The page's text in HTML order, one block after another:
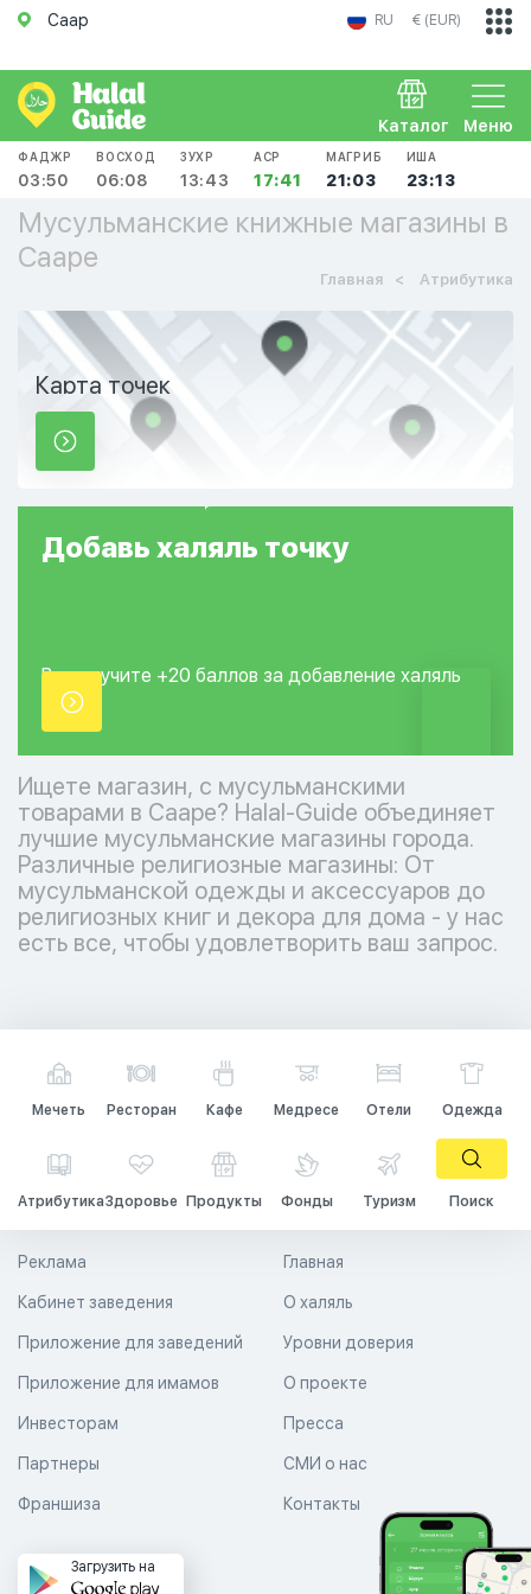
Саар RU € (EUR)
Меню
Каталог
ФАДЖР
03:50
ВОСХОД
06:08
ЗУХР
13:43
АСР
17:41
МАГРИБ
21:03
ИША
23:13
Мусульманские книжные магазины в
Сааре
Главная Атрибутика
Карта точек
Добавь халяль точку
Вы получите +20 баллов за добавление халяль
точки.
Ищете магазин, с мусульманскими
товарами в Сааре? Halal-Guide объединяет
лучшие мусульманские магазины города.
Различные религиозные магазины: От
мусульманской одежды и аксессуаров до
религиозных книг и декора для дома - у нас
есть все, чтобы удовлетворить ваш запрос.
Мечеть Ресторан Кафе Медресе Отели Одежда
АтрибутикаЗдоровье Продукты Фонды Туризм Поиск
Главная
О халяль
Уровни доверия
Реклама
Кабинет заведения
Приложение для заведений
Приложение для имамов О проекте
Пресса
СМИ о нас
Контакты
Инвесторам
Партнеры
Франшиза
Загрузить на